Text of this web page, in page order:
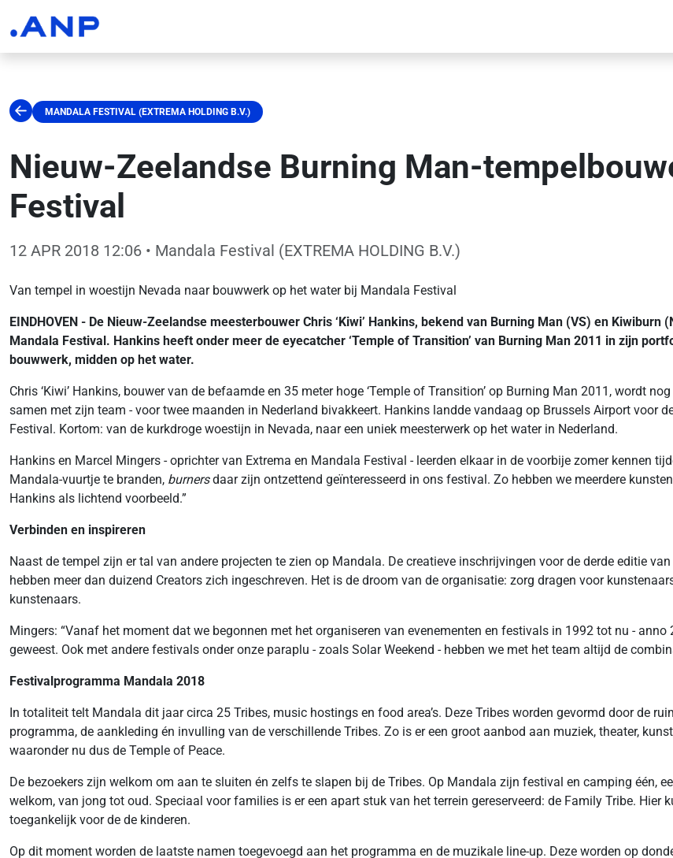
MANDALA FESTIVAL (EXTREMA HOLDING B.V.)
Nieuw-Zeelandse Burning Man-
Festival
12 APR 2018 12:06 • Mandala Festival (EXTREMA HOLDING B.V.)
Van tempel in woestijn Nevada naar bouwwerk op het water bij Mandala Festival
EINDHOVEN - De Nieuw-Zeelandse meesterbouwer Chris ‘Kiwi’ Hankins, bekend van Burning Man (VS) en
Mandala Festival. Hankins heeft onder meer de eyecatcher ‘Temple of Transition’ van Burning Man 2011 in zijn
bouwwerk, midden op het water.
Chris ‘Kiwi’ Hankins, bouwer van de befaamde en 35 meter hoge ‘Temple of Transition’ op Burning Man 2011, wordt
samen met zijn team - voor twee maanden in Nederland bivakkeert. Hankins landde vandaag op Brussels Airport voor
Festival. Kortom: van de kurkdroge woestijn in Nevada, naar een uniek meesterwerk op het water in Nederland.
Hankins en Marcel Mingers - oprichter van Extrema en Mandala Festival - leerden elkaar in de voorbije zomer kennen
Mandala-vuurtje te branden, burnersdaar zijn ontzettend geïnteresseerd in ons festival. Zo hebben we meerdere
Hankins als lichtend voorbeeld.”
Verbinden en inspireren
Naast de tempel zijn er tal van andere projecten te zien op Mandala. De creatieve inschrijvingen voor de derde editie
hebben meer dan duizend Creators zich ingeschreven. Het is de droom van de organisatie: zorg dragen voor
kunstenaars.
Mingers: “Vanaf het moment dat we begonnen met het organiseren van evenementen en festivals in 1992 tot nu -
geweest. Ook met andere festivals onder onze paraplu - zoals Solar Weekend - hebben we met het team altijd de
Festivalprogramma Mandala 2018
In totaliteit telt Mandala dit jaar circa 25 Tribes, music hostings en food area’s. Deze Tribes worden gevormd door de
programma, de aankleding én invulling van de verschillende Tribes. Zo is er een groot aanbod aan muziek, theater,
waaronder nu dus de Temple of Peace.
De bezoekers zijn welkom om aan te sluiten én zelfs te slapen bij de Tribes. Op Mandala zijn festival en camping één,
welkom, van jong tot oud. Speciaal voor families is er een apart stuk van het terrein gereserveerd: de Family Tribe.
toegankelijk voor de de kinderen.
Op dit moment worden de laatste namen toegevoegd aan het programma en de muzikale line-up. Deze worden op